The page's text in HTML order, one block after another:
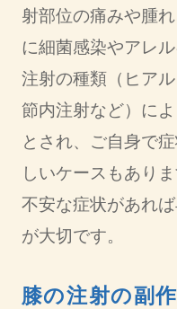
射部位の痛みや腫
に細菌感染やアレ
注射の種類（ヒア
節内注射など）に
とされ、ご自身で
しいケースもありま
不安な症状があれ
が大切です。
膝の注射の副